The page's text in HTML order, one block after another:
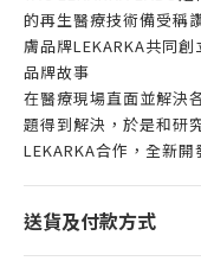
的再生醫療技術備受稱
膚品牌LEKARKA共同創
品牌故事
在醫療現場直面並解決
題得到解決，於是和研
LEKARKA合作，全新
送貨及付款方式